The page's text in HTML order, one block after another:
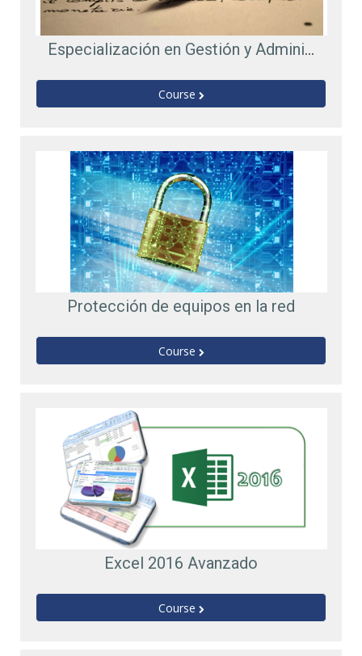
Especialización en Gestión y Administración de Notarías
Course
Protección de equipos en la red
Course
Excel 2016 Avanzado
Course